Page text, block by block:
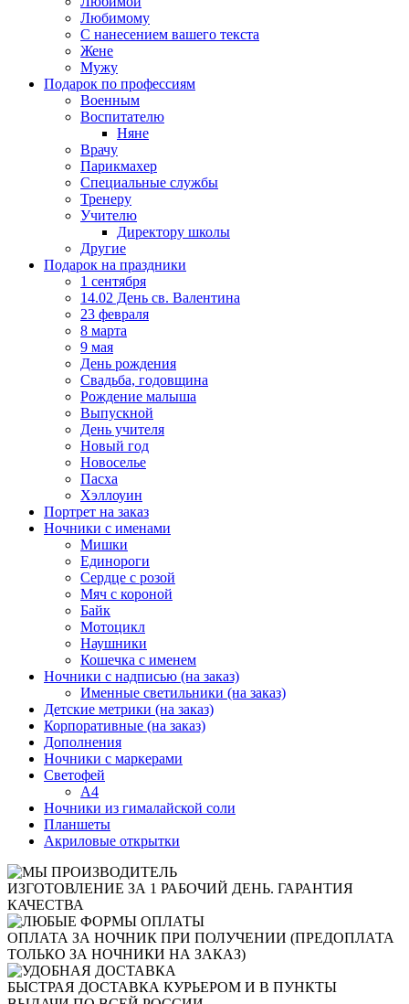
Любимому
С нанесением вашего текста
Жене
Мужу
Подарок по профессиям
Военным
Воспитателю
Няне
Врачу
Парикмахер
Специальные службы
Тренеру
Учителю
Директору школы
Другие
Подарок на праздники
1 сентября
14.02 День св. Валентина
23 февраля
8 марта
9 мая
День рождения
Свадьба, годовщина
Рождение малыша
Выпускной
День учителя
Новый год
Новоселье
Пасха
Хэллоуин
Портрет на заказ
Ночники с именами
Мишки
Единороги
Сердце с розой
Мяч с короной
Байк
Мотоцикл
Наушники
Кошечка с именем
Ночники с надписью (на заказ)
Именные светильники (на заказ)
Детские метрики (на заказ)
Корпоративные (на заказ)
Дополнения
Ночники с маркерами
Светофей
А4
Ночники из гималайской соли
Планшеты
Акриловые открытки
ИЗГОТОВЛЕНИЕ ЗА 1 РАБОЧИЙ ДЕНЬ. ГАРАНТИЯ
КАЧЕСТВА
ОПЛАТА ЗА НОЧНИК ПРИ ПОЛУЧЕНИИ (ПРЕДОПЛАТА
ТОЛЬКО ЗА НОЧНИКИ НА ЗАКАЗ)
БЫСТРАЯ ДОСТАВКА КУРЬЕРОМ И В ПУНКТЫ